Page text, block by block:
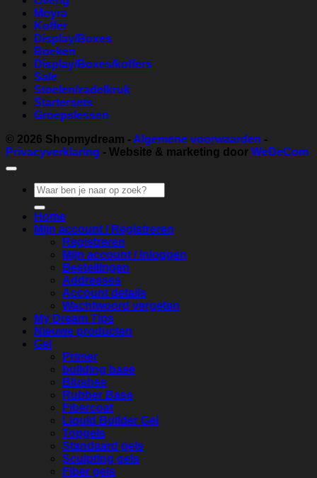
Moyra
Koffer
Display/Boxes
Boeken
Display/Boxes/koffers
Sale
Stoelen/zadelkruk
Startersets
Groepslessen
© 2026 Shopmydream - Algemene voorwaarden -
Privacyverklaring - Website & marketing door WeDeCom
Zoeken
naar:
Home
Mijn account / Registreren
Registreren
Mijn account / Inloggen
Bestellingen
Addresses
Account details
Wachtwoord vergeten
My Dream Tips
Nieuwe producten
Gel
Primer
building base
Blushes
Rubber Base
Fibercoat
Liquid Builder Gel
Topgels
Standaard gels
Sculpting gels
Fiber gels